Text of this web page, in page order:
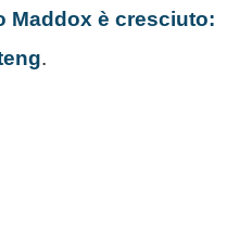
Maddox è cresciuto:
.